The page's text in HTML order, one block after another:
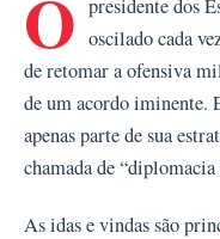
O presidente dos
oscilado cada
de retomar a ofensiva
de um acordo iminente.
apenas parte de sua
chamada de
As idas e vindas são